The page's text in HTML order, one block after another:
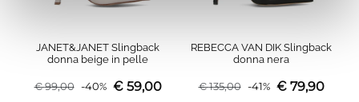
JANET&JANET Slingback
donna beige in pelle
€99,00 -40% € 59,00
REBECCA VAN DIK Slingback
donna nera
€135,00 -41% € 79,90